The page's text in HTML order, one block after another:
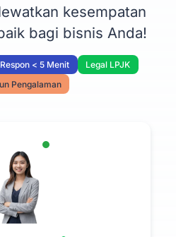
kesempatan
bagi bisnis Anda!
Respon < 5 Menit
Legal LPJK
Pengalaman